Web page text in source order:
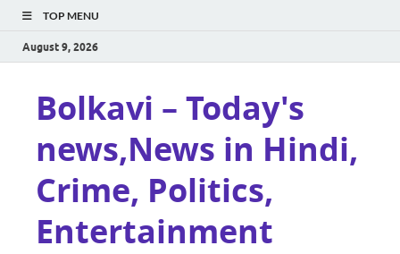
TOP MENU
August 9, 2026
Bolkavi – Today's
news,News in Hindi,
Crime, Politics,
Entertainment